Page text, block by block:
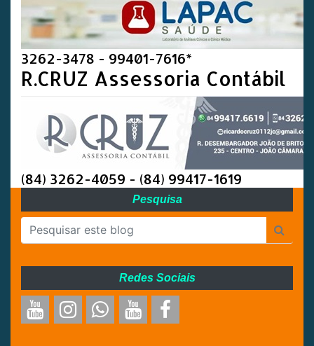
3262-3478 - 99401-7616*
R.CRUZ Assessoria Contábil
(84) 3262-4059 - (84) 99417-1619
Pesquisa
Redes Sociais